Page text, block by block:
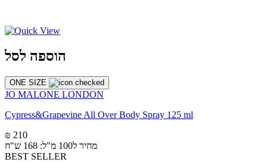
הוספה לסל
ONE SIZE
JO MALONE LONDON
Cypress&Grapevine All Over Body Spray 125 ml
₪ 210
מחיר ל100 מ"ל: 168 ש"ח
BEST SELLER